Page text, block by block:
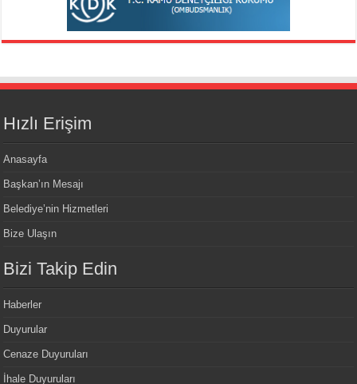
Hızlı Erişim
Anasayfa
Başkan’ın Mesajı
Belediye’nin Hizmetleri
Bize Ulaşın
Bizi Takip Edin
Haberler
Duyurular
Cenaze Duyuruları
İhale Duyuruları